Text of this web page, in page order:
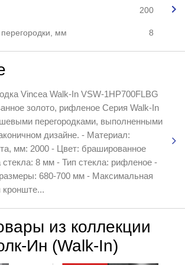
200
мм 8
Vincea Walk-In VSW-1HP700FLBG
золото, рифленое Серия Walk-In
перегородками, выполненными
дизайне. - Материал:
мм: 2000 - Цвет: брашированное
8 мм - Тип стекла: рифленое -
680-700 мм - Максимальная
кронште...
из коллекции
Ин (Walk-In)